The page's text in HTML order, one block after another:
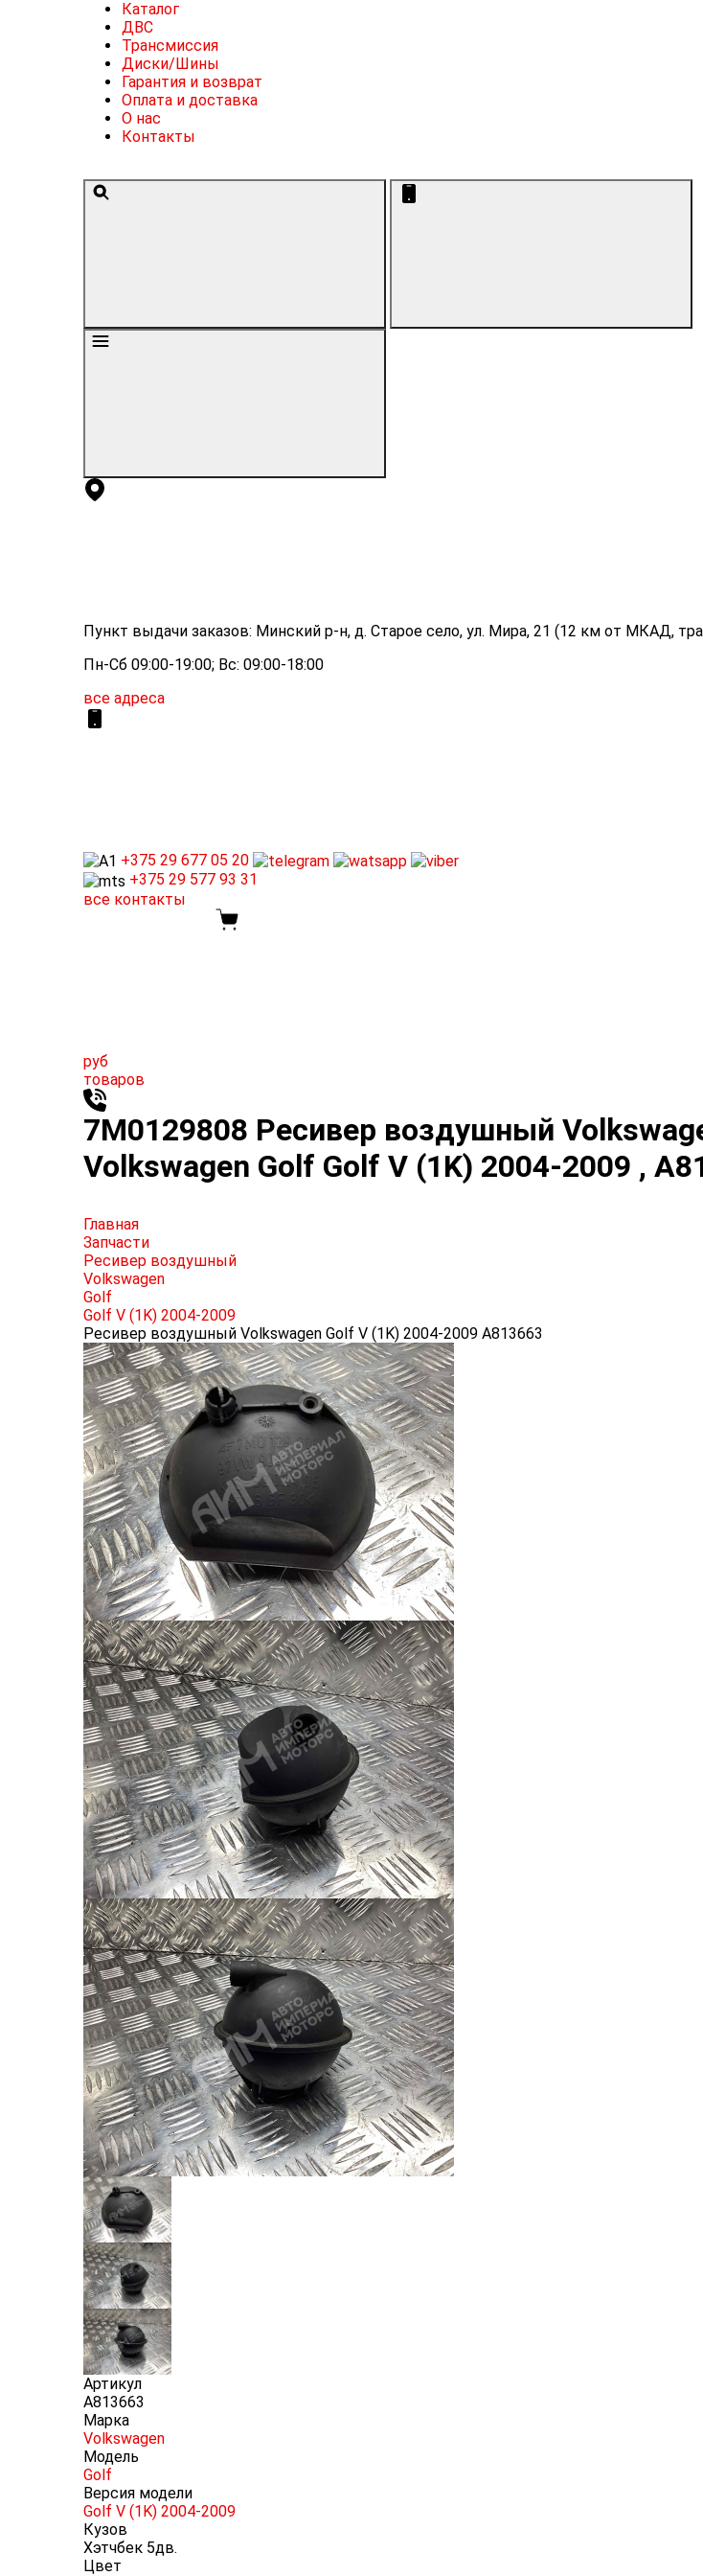
Каталог
ДВС
Трансмиссия
Диски/Шины
Гарантия и возврат
Оплата и доставка
О нас
Контакты
Пункт выдачи заказов: Минский р-н, д. Старое село, ул. Мира, 21 (12 км от МКАД,
Пн-Сб 09:00-19:00; Вс: 09:00-18:00
все адреса
+375 29 677 05 20
+375 29 577 93 31
все контакты
руб
товаров
7M0129808 Ресивер воздушный
Volkswagen Golf Golf V (1K) 2004-2009 ,
Главная
Запчасти
Ресивер воздушный
Volkswagen
Golf
Golf V (1K) 2004-2009
Ресивер воздушный Volkswagen Golf V (1K) 2004-2009 A813663
Артикул
A813663
Марка
Volkswagen
Модель
Golf
Версия модели
Golf V (1K) 2004-2009
Кузов
Хэтчбек 5дв.
Цвет